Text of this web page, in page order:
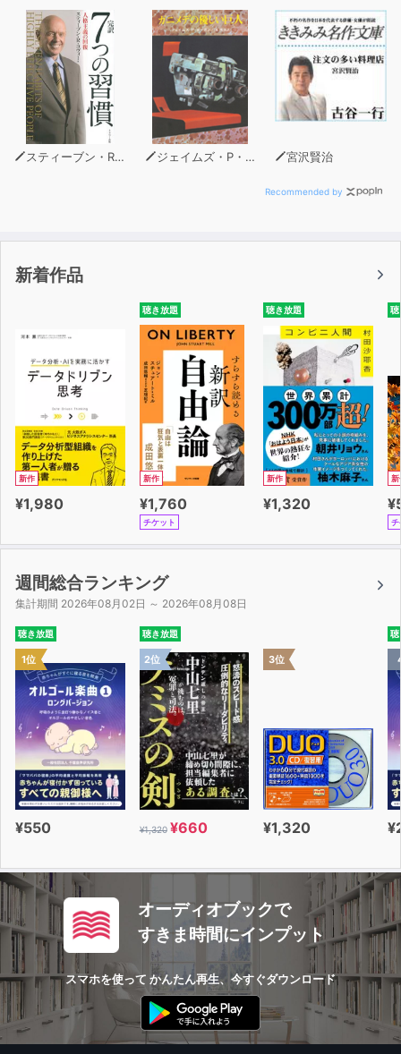
スティーブン・R・コヴィー ジェイムズ・P・ホーガン 宮沢賢治
Recommended by
新着作品
新作
¥1,980
聴き放題
新作
¥1,760
チケット
聴き放題
新作
¥1,320
聴
新
チ
週間総合ランキング
集計期間 2026年08月02日 ～ 2026年08月08日
聴き放題
1位
¥550
聴き放題
2位
¥1,320 ¥660
3位
¥1,320
聴
オーディオブックで
すきま時間にインプット
スマホを使って かんたん再生、今すぐダウンロード